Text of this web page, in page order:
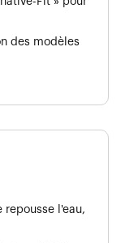
des modèles
repousse l'eau,